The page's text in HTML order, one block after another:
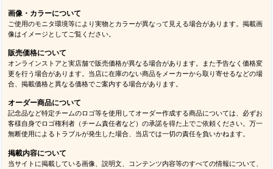
画像・カラーについて
ご使用のモニタ環境等により実物とカラーが異なって見える場合があります。掲載画
像はイメージとしてご覧ください。
販売価格について
オンラインストアと実店舗で販売価格が異なる場合があります。また予告なく価格変
更を行う場合があります。当店に在庫のない商品をメーカーから取り寄せるなどの場
合、掲載価格と異なる価格でご案内する場合があります。
オーダー商品について
記念品など特定チームのロゴ等を使用してオーダー作成する商品については、必ずお
客様自身でロゴ権利者（チーム責任者など）の承諾を得た上でご依頼ください。万一
無断使用によるトラブルが発生した場合、当店では一切の責任を負いかねます。
掲載内容について
当サイトに掲載している画像、説明文、コンテンツ内容等のすべての情報について、